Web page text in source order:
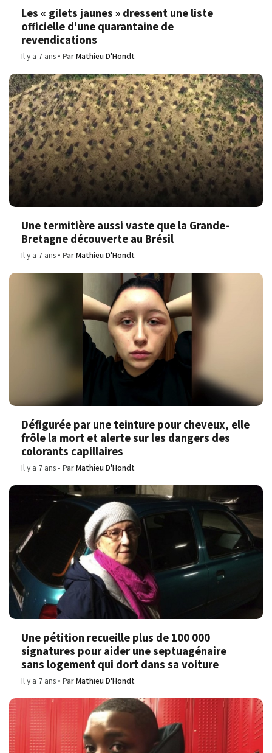
Les « gilets jaunes » dressent une liste
officielle d'une quarantaine de
revendications
Il y a 7 ans ParMathieu D'Hondt
Une termitière aussi vaste que la Grande-
Bretagne découverte au Brésil
Il y a 7 ans ParMathieu D'Hondt
Défigurée par une teinture pour cheveux, elle
frôle la mort et alerte sur les dangers des
colorants capillaires
Il y a 7 ans ParMathieu D'Hondt
Une pétition recueille plus de 100 000
signatures pour aider une septuagénaire
sans logement qui dort dans sa voiture
Il y a 7 ans ParMathieu D'Hondt